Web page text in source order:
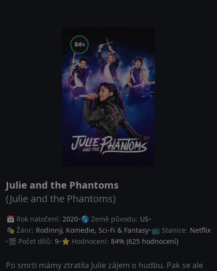
84%
Julie and the Phantoms
(Julie and the Phantoms)
📅 Rok natočení: 2020 🌎 Země původu: US
🎭 Žánr: Rodinný, Komedie, Sci-Fi & Fantasy 📺 Stanice: Netflix
🎬 Počet dílů: 9 ⭐ Hodnocení: 84% (625 hodnocení)
Po smrti mámy ztratila Julie zájem o hudbu. Pak se ale